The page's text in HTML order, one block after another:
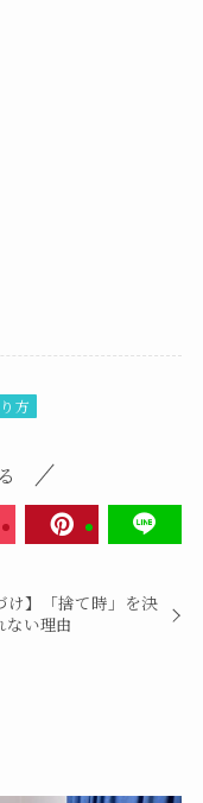
方
け】「捨て時」を決
ない理由